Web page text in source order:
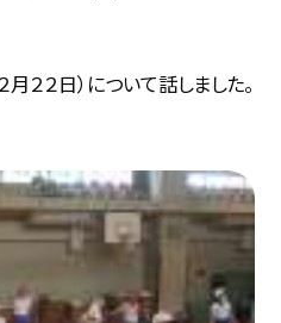
２２日）について話しました。